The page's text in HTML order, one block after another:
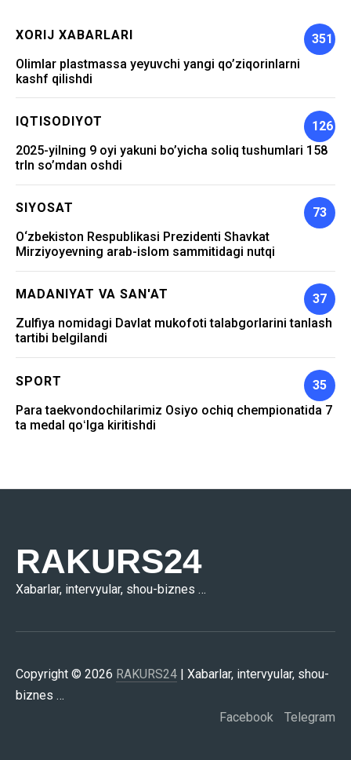
harakatlanish
XORIJ XABARLARI
351
Olimlar plastmassa yeyuvchi yangi qo’ziqorinlarni
kashf qilishdi
IQTISODIYOT
126
2025-yilning 9 oyi yakuni bo’yicha soliq tushumlari 158
trln so’mdan oshdi
SIYOSAT
73
O‘zbekiston Respublikasi Prezidenti Shavkat
Mirziyoyevning arab-islom sammitidagi nutqi
MADANIYAT VA SAN'AT
37
Zulfiya nomidagi Davlat mukofoti talabgorlarini tanlash
tartibi belgilandi
SPORT
35
Para taekvondochilarimiz Osiyo ochiq chempionatida 7
ta medal qoʻlga kiritishdi
RAKURS24
Xabarlar, intervyular, shou-biznes …
Copyright © 2026 RAKURS24 | Xabarlar, intervyular, shou-
biznes …
Facebook
Telegram